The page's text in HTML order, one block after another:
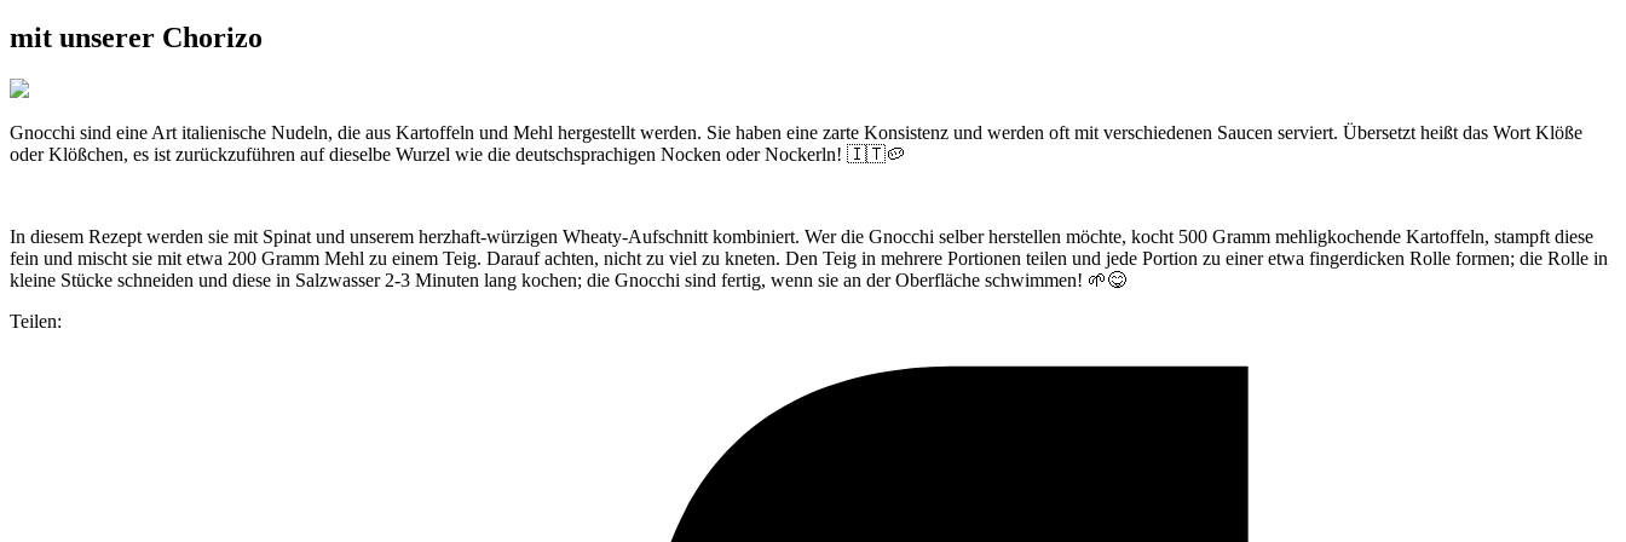
mit unserer Chorizo
Gnocchi sind eine Art italienische Nudeln, die aus Kartoffeln und Mehl hergestellt werden. Sie haben eine zarte Konsistenz und werden oft mit verschiedenen Saucen serviert. Übersetzt heißt das Wort Klöße
oder Klößchen, es ist zurückzuführen auf dieselbe Wurzel wie die deutschsprachigen Nocken oder Nockerln! 🇮🇹🥔
In diesem Rezept werden sie mit Spinat und unserem herzhaft-würzigen Wheaty-Aufschnitt kombiniert. Wer die Gnocchi selber herstellen möchte, kocht 500 Gramm mehligkochende Kartoffeln, stampft diese
fein und mischt sie mit etwa 200 Gramm Mehl zu einem Teig. Darauf achten, nicht zu viel zu kneten. Den Teig in mehrere Portionen teilen und jede Portion zu einer etwa fingerdicken Rolle formen; die Rolle in
kleine Stücke schneiden und diese in Salzwasser 2-3 Minuten lang kochen; die Gnocchi sind fertig, wenn sie an der Oberfläche schwimmen! 🌱😋
Teilen: